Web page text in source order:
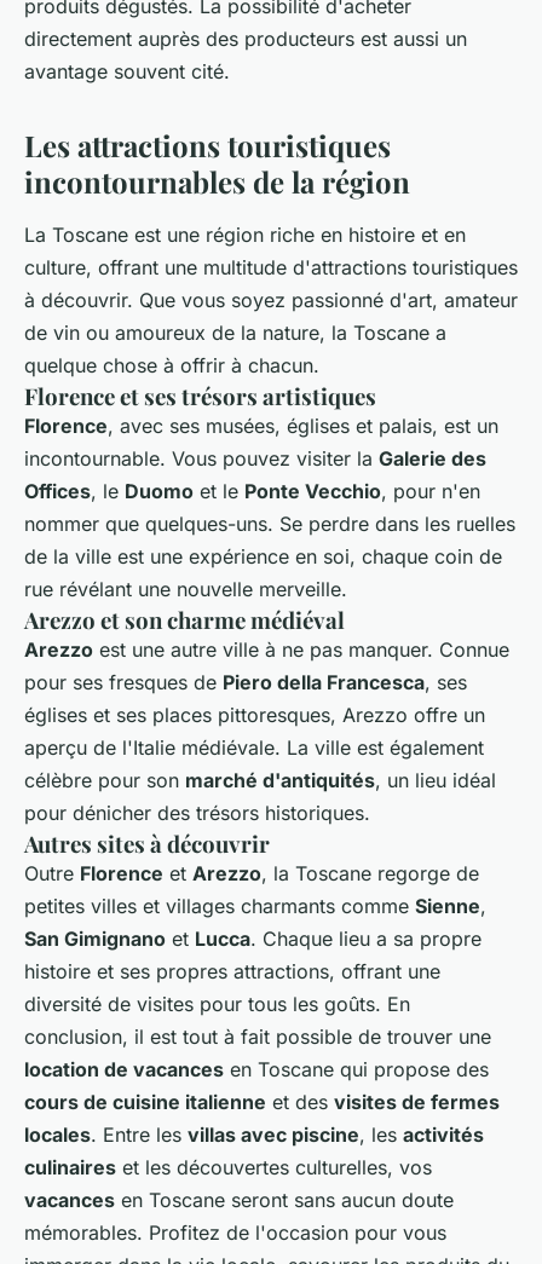
produits dégustés. La possibilité d'acheter
directement auprès des producteurs est aussi un
avantage souvent cité.
Les attractions touristiques
incontournables de la région
La Toscane est une région riche en histoire et en
culture, offrant une multitude d'attractions touristiques
à découvrir. Que vous soyez passionné d'art, amateur
de vin ou amoureux de la nature, la Toscane a
quelque chose à offrir à chacun.
Florence et ses trésors artistiques
Florence, avec ses musées, églises et palais, est un
incontournable. Vous pouvez visiter la Galerie des
Offices, le Duomo et le Ponte Vecchio, pour n'en
nommer que quelques-uns. Se perdre dans les ruelles
de la ville est une expérience en soi, chaque coin de
rue révélant une nouvelle merveille.
Arezzo et son charme médiéval
Arezzo est une autre ville à ne pas manquer. Connue
pour ses fresques de Piero della Francesca, ses
églises et ses places pittoresques, Arezzo offre un
aperçu de l'Italie médiévale. La ville est également
célèbre pour son marché d'antiquités, un lieu idéal
pour dénicher des trésors historiques.
Autres sites à découvrir
Outre Florence et Arezzo, la Toscane regorge de
petites villes et villages charmants comme Sienne,
San Gimignano et Lucca. Chaque lieu a sa propre
histoire et ses propres attractions, offrant une
diversité de visites pour tous les goûts. En
conclusion, il est tout à fait possible de trouver une
location de vacances en Toscane qui propose des
cours de cuisine italienne et des visites de fermes
locales. Entre les villas avec piscine, les activités
culinaires et les découvertes culturelles, vos
vacances en Toscane seront sans aucun doute
mémorables. Profitez de l'occasion pour vous